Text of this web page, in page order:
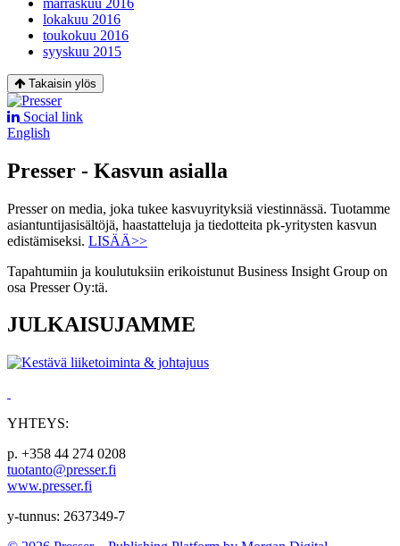
lokakuu 2016
toukokuu 2016
syyskuu 2015
Takaisin ylös
Social link
English
Presser - Kasvun asialla
Presser on media, joka tukee kasvuyrityksiä viestinnässä. Tuotamme
asiantuntijasisältöjä, haastatteluja ja tiedotteita pk-yritysten kasvun
edistämiseksi. LISÄÄ>>
Tapahtumiin ja koulutuksiin erikoistunut Business Insight Group on
osa Presser Oy:tä.
JULKAISUJAMME
YHTEYS:
p. +358 44 274 0208
tuotanto@presser.fi
www.presser.fi
y-tunnus: 2637349-7